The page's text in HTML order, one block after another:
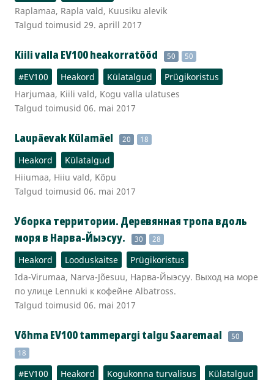
Raplamaa, Rapla vald, Kuusiku alevik
Talgud toimusid 29. aprill 2017
Kiili valla EV100 heakorratööd 50 50
#EV100 Heakord Külatalgud
Prügikoristus
Harjumaa, Kiili vald, Kogu valla ulatuses
Talgud toimusid 06. mai 2017
Laupäevak Külamäel 20 18
Heakord
Külatalgud
Hiiumaa, Hiiu vald, Kõpu
Talgud toimusid 06. mai 2017
Уборка территории. Деревянная тропа вдоль
моря в Нарва-Йыэсуу.
30 28
Heakord Looduskaitse
Prügikoristus
Ida-Virumaa, Narva-Jõesuu, Нарва-Йыэсуу. Выход на море
по улице Lennuki к кофейне Albatross.
Talgud toimusid 06. mai 2017
Võhma EV100 tammepargi talgu Saaremaal
50
18
#EV100 Heakord Kogukonna turvalisus
Külatalgud